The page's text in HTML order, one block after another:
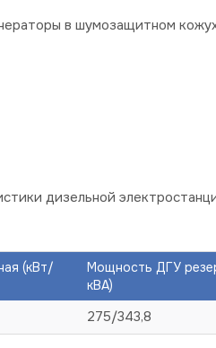
в шумозащитном
дизельной
(кВт/
Мощность ДГУ
кВА)
275/343,8